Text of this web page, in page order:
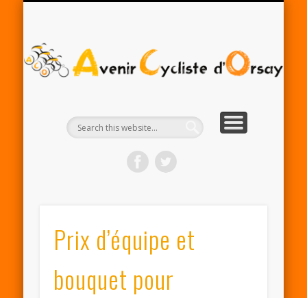
Prix d’équipe et
bouquet pour